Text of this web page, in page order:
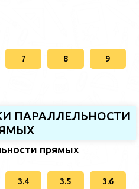
7 8 9
ПАРАЛЛЕЛЬНОСТИ
прямых
3.4 3.5 3.6